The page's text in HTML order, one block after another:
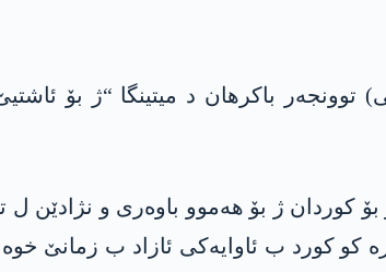
باکرھان د میتینگا “ژ بۆ
کوردان ژ بۆ ھەموو باوەری و نژادێن
کو کورد ب ئاوایەکی ئازاد ب زمانێ